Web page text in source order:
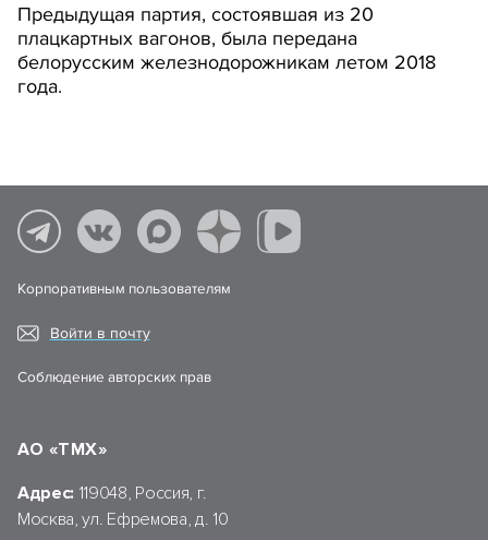
Предыдущая партия, состоявшая из 20
плацкартных вагонов, была передана
белорусским железнодорожникам летом 2018
года.
Корпоративным пользователям
Войти в почту
Соблюдение авторских прав
АО «ТМХ»
Адрес: 119048, Россия, г.
Москва, ул. Ефремова, д. 10